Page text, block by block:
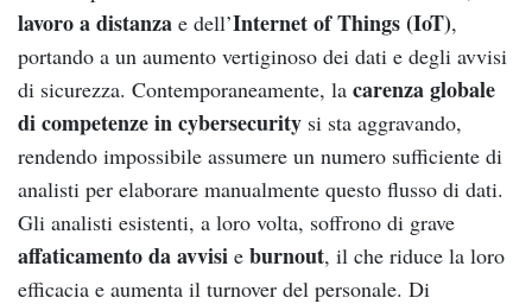
lavoro a distanza e dell’Internet of Things (IoT),
portando a un aumento vertiginoso dei dati e degli avvisi
di sicurezza. Contemporaneamente, la carenza globale
di competenze in cybersecurity si sta aggravando,
rendendo impossibile assumere un numero sufficiente di
analisti per elaborare manualmente questo flusso di dati.
Gli analisti esistenti, a loro volta, soffrono di grave
affaticamento da avvisi e burnout, il che riduce la loro
efficacia e aumenta il turnover del personale. Di